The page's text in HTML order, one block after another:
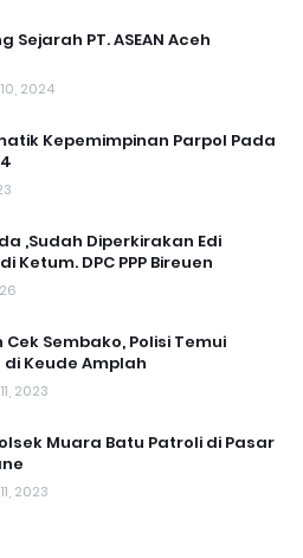
Sejarah PT. ASEAN Aceh
2024
Kepemimpinan Parpol Pada
,Sudah Diperkirakan Edi
Ketum. DPC PPP Bireuen
Sembako, Polisi Temui
Keude Amplah
2023
Muara Batu Patroli di Pasar
2023